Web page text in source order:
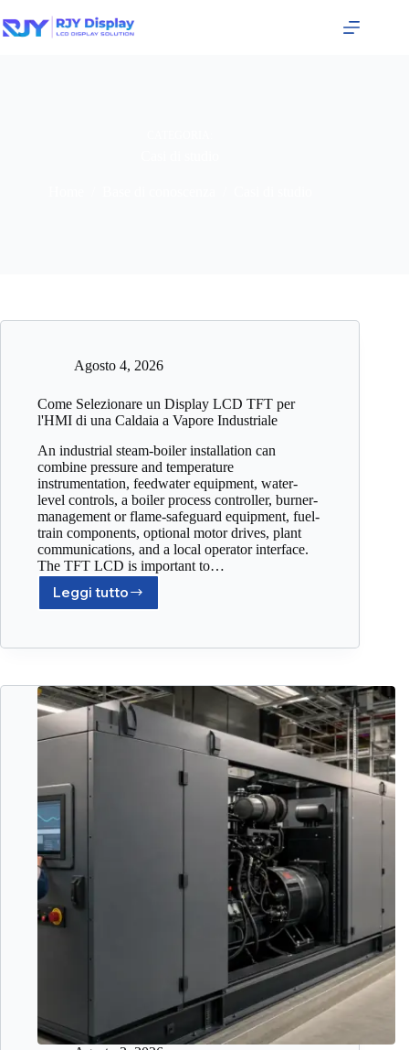
Agosto 4, 2026
Come Selezionare un Display LCD TFT per
l'HMI di una Caldaia a Vapore Industriale
An industrial steam-boiler installation can
combine pressure and temperature
instrumentation, feedwater equipment, water-
level controls, a boiler process controller, burner-
management or flame-safeguard equipment, fuel-
train components, optional motor drives, plant
communications, and a local operator interface.
The TFT LCD is important to…
Leggi tutto